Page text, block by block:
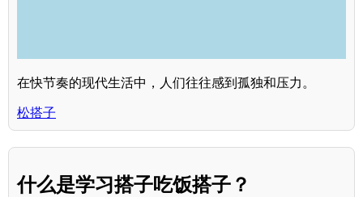
在快节奏的现代生活中，人们往往感到孤独和压力。
松搭子
什么是学习搭子吃饭搭子？